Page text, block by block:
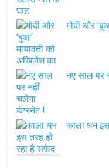
मोदी और
नए साल पर
काला धन